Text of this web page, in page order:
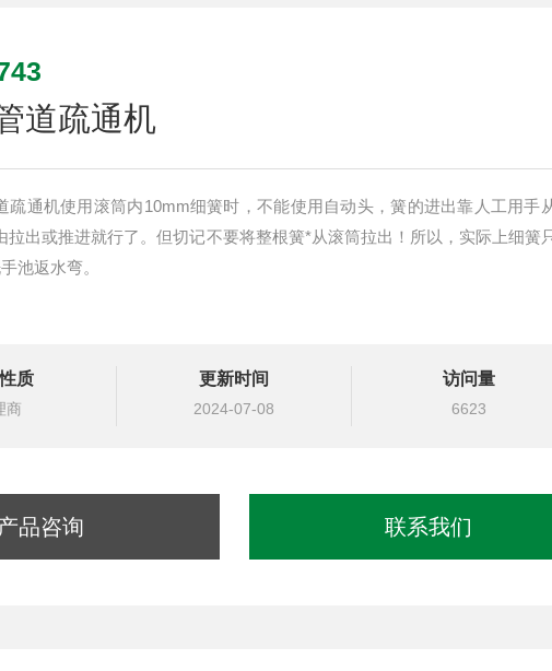
道疏通机
疏通机使用滚筒内10mm细簧时，不能使用自动头，簧的进出靠人工用手
拉出或推进就行了。但切记不要将整根簧*从滚筒拉出！所以，实际上细簧
池返水弯。
质
商
更新时间
2024-07-08
访问量
6623
品咨询 联系我们